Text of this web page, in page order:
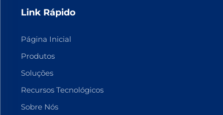
Link Rápido
Página Inicial
Produtos
Soluções
Recursos Tecnológicos
Sobre Nós